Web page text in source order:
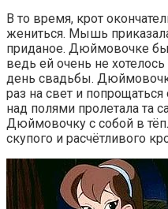
В то время, крот
жениться. Мышь
приданое. Дюймовочке
ведь ей очень не
день свадьбы.
раз на свет и
над полями пролетала та
Дюймовочку с собой в
скупого и расчётливого